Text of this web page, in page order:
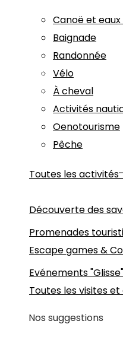
Canoë et eaux
Baignade
Randonnée
Vélo
À cheval
Activités
Oenotourisme
Pêche
Toutes les activités
Découverte des
Promenades
Escape games & Co
Evénements "Glisse"
Toutes les visites
Nos suggestions